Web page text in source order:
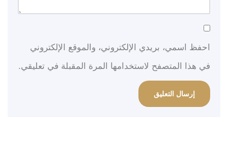
احفظ اسمي، بريدي الإلكتروني، والموقع الإلكتروني
في هذا المتصفح لاستخدامها المرة المقبلة في تعليقي.